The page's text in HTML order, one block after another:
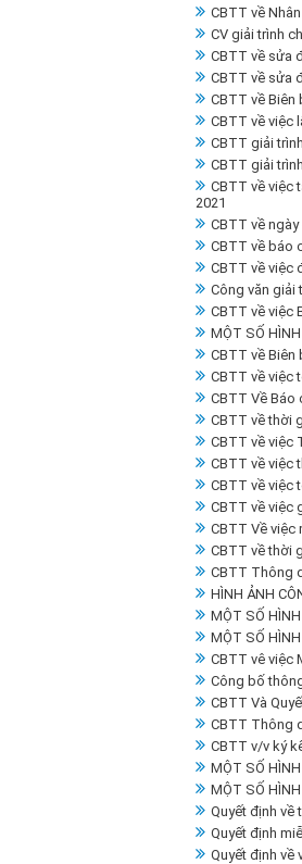
CBTT về
CV giải trình
CBTT về sửa
CBTT về sửa
CBTT về Biên
CBTT về việc
CBTT giải
CBTT giải
CBTT về việc
2021
CBTT về
CBTT về báo
CBTT về việc
Công văn giải
CBTT về việc
MỘT SỐ
CBTT về Biên
CBTT về việc
CBTT Về Báo
CBTT về thời
CBTT về việc
CBTT về việc
CBTT về việc
CBTT về việc
CBTT Về việc
CBTT về thời
CBTT Thông
HÌNH ẢNH
MỘT SỐ
MỘT SỐ
CBTT vê việc
Công bố
CBTT Và
CBTT Thông
CBTT v/v ký
MỘT SỐ
MỘT SỐ
Quyết định về
Quyết định
Quyết định về